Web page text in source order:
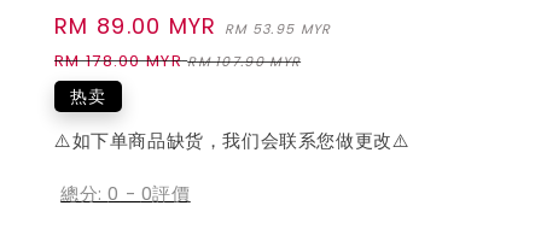
Sale
price
RM 89.00 MYR RM 53.95 MYR
RM 178.00 MYR RM 107.90 MYR
热卖
⚠️如下单商品缺货，我们会联系您做更改⚠️
總分:0 - 0評價